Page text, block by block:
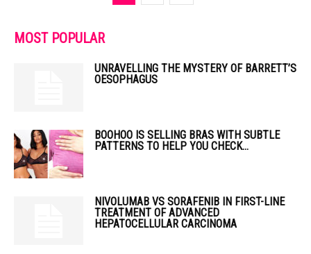
MOST POPULAR
UNRAVELLING THE MYSTERY OF BARRETT’S
OESOPHAGUS
BOOHOO IS SELLING BRAS WITH SUBTLE
PATTERNS TO HELP YOU CHECK...
NIVOLUMAB VS SORAFENIB IN FIRST-LINE
TREATMENT OF ADVANCED
HEPATOCELLULAR CARCINOMA